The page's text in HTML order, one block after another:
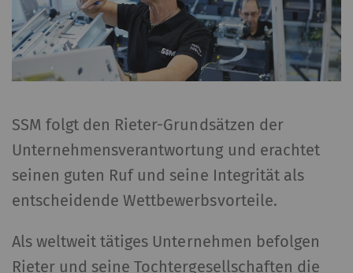
SSM folgt den Rieter-Grundsätzen der
Unternehmensverantwortung und erachtet
seinen guten Ruf und seine Integrität als
entscheidende Wettbewerbsvorteile.
Als weltweit tätiges Unternehmen befolgen
Rieter und seine Tochtergesellschaften die